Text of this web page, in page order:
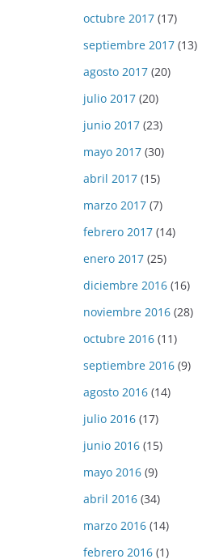
octubre 2017 (17)
septiembre 2017 (13)
agosto 2017 (20)
julio 2017 (20)
junio 2017 (23)
mayo 2017 (30)
abril 2017 (15)
marzo 2017 (7)
febrero 2017 (14)
enero 2017 (25)
diciembre 2016 (16)
noviembre 2016 (28)
octubre 2016 (11)
septiembre 2016 (9)
agosto 2016 (14)
julio 2016 (17)
junio 2016 (15)
mayo 2016 (9)
abril 2016 (34)
marzo 2016 (14)
febrero 2016 (1)